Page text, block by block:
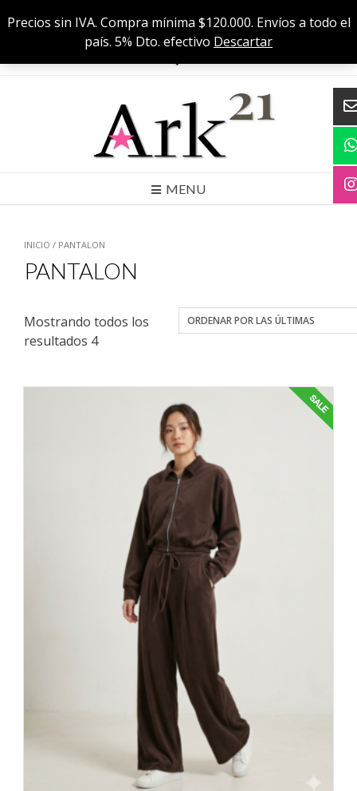
to
Cuenca 556 C, CABA
Precios sin IVA. Compra mínima $120000. Envíos a todo el país. 5% Dto.
efectivo
MENU
INICIO / PANTALON
PANTALON
Mostrando todos los
resultados 4
Precios sin IVA. Compra mínima $120.000. Envíos a todo el
país. 5% Dto. efectivo Descartar